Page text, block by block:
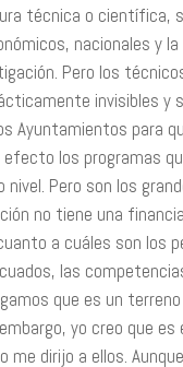
técnica o científica,
nacionales y
Pero los
invisibles y
Ayuntamientos para
los programas
nivel. Pero son los
no tiene una
a cuáles son los
las
que es un
yo creo que es
me dirijo a ellos.